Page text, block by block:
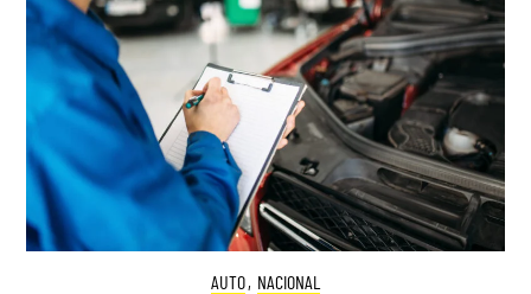
AUTO, NACIONAL